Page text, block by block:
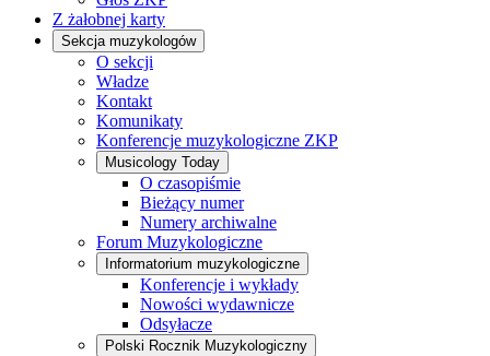
Z żałobnej karty
Sekcja muzykologów
O sekcji
Władze
Kontakt
Komunikaty
Konferencje muzykologiczne ZKP
Musicology Today
O czasopiśmie
Bieżący numer
Numery archiwalne
Forum Muzykologiczne
Informatorium muzykologiczne
Konferencje i wykłady
Nowości wydawnicze
Odsyłacze
Polski Rocznik Muzykologiczny